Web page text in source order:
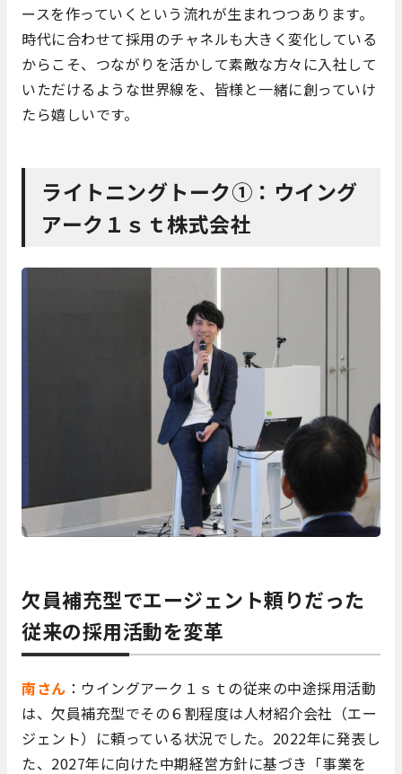
ースを作っていくという流れが生まれつつあります。
時代に合わせて採用のチャネルも大きく変化している
からこそ、つながりを活かして素敵な方々に入社して
いただけるような世界線を、皆様と一緒に創っていけ
たら嬉しいです。
ライトニングトーク①：ウイング
アーク１ｓｔ株式会社
欠員補充型でエージェント頼りだった
従来の採用活動を変革
南さん ：ウイングアーク１ｓｔの従来の中途採用活動
は、欠員補充型でその６割程度は人材紹介会社（エー
ジェント）に頼っている状況でした。2022年に発表し
た、2027年に向けた中期経営方針に基づき「事業を